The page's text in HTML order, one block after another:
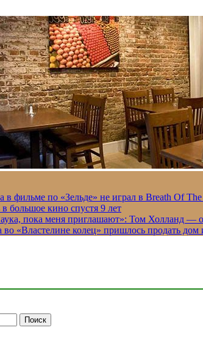
в фильме по «Зельде» не играл в Breath Of
большое кино спустя 9 лет
пока меня приглашают»: Том Холланд —
«Властелине колец» пришлось продать дом